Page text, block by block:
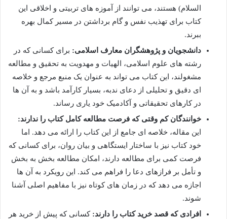
السلام) هستند، می توانند از آموزه های تربیتی و اخلاقی این
کتاب برای تهذیب نفس و گام برداشتن در مسیر کمال بهره
ببرند.
دانشجویان و پژوهشگران معارف اسلامی: برای کسانی که در
رشته های علوم اسلامی، الهیات و مهدویت به تحقیق و مطالعه
مشغولند، این کتاب می تواند به عنوان یک منبع مرجع و خلاصه
ای دقیق و تحلیلی از دعای ندبه، بسیار کارآمد باشد و به آن ها
در کارهای تحقیقاتی و آکادمیک خود یاری رساند.
خوانندگان کم وقتی که فرصت مطالعه کامل کتاب را ندارند:
این مقاله، خلاصه ای جامع از این کتاب را ارائه می دهد. اما
خود کتاب نیز با ساختار ایستگاهی و بیان روان، برای کسانی که
فرصت کمی برای مطالعه دارند، امکان مطالعه بخش به بخش
و تأمل بر فرازهای دعا را فراهم می کند. این رویکرد به آن ها
اجازه می دهد که در زمان های کوتاه نیز با مفاهیم اصلی آشنا
شوند.
افرادی که قصد خرید کتاب را دارند: کسانی که پیش از خرید هر